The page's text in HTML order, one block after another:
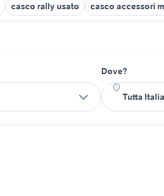
casco rally usato casco accessori
Dove?